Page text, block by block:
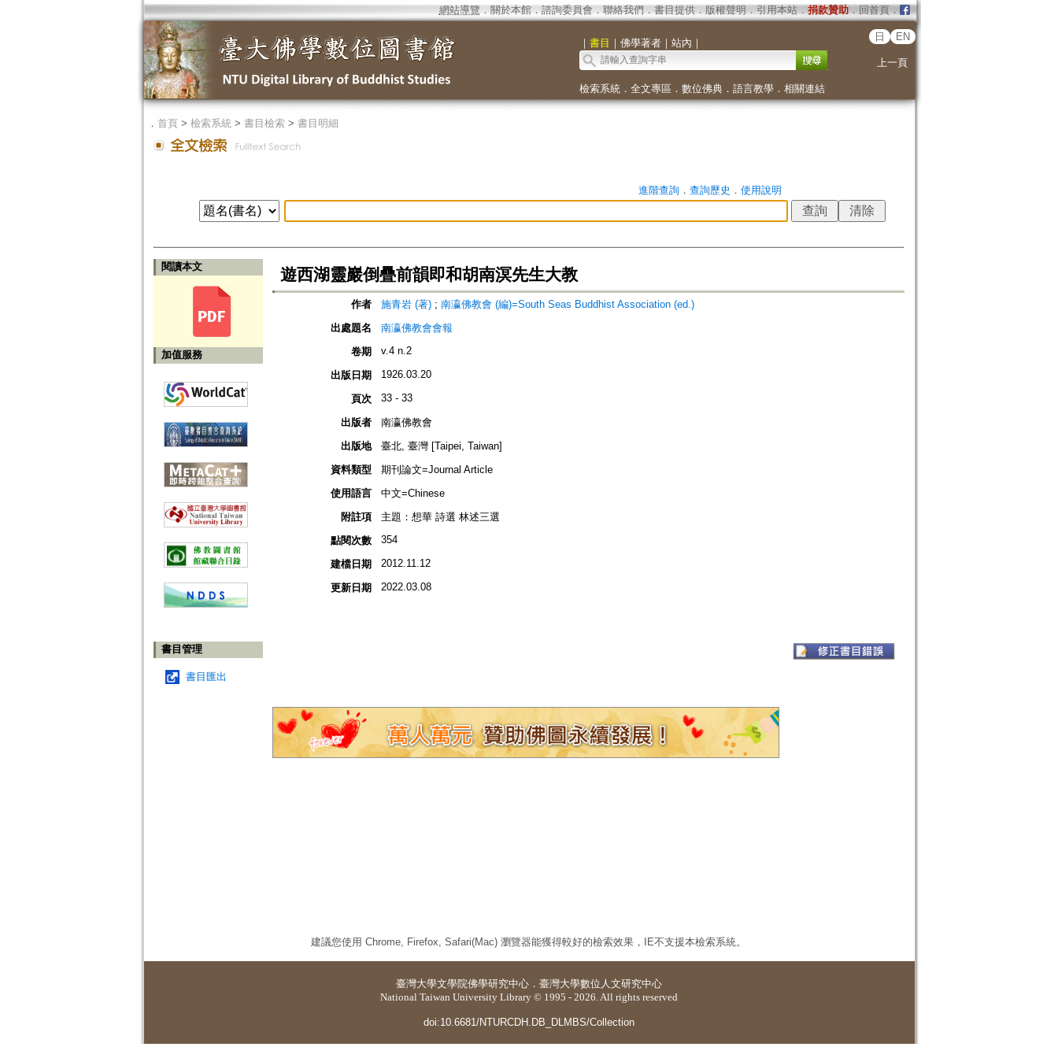
網站導覽 ． 關於本館． 諮詢委員會． 聯絡我們 ． 書目提供． 版權聲明 ． 引用本站． 捐款贊助．回首頁．
｜ 書目 ｜ 佛學著者｜ 站內 ｜
日 EN
上一頁
檢索系統． 全文專區 ． 數位佛典． 語言教學． 相關連結
． 首頁> 檢索系統> 書目檢索> 書目明細
進階查詢． 查詢歷史 ． 使用說明
閱讀本文
加值服務
書目管理
書目匯出
遊西湖靈巖倒疊前韻即和胡南溟先生大教
作者 施青岩 (著); 南瀛佛教會 (編)=South Seas Buddhist Association (ed.)
出處題名
南瀛佛教會會報
卷期
v.4 n.2
出版日期 1926.03.20
頁次 33 - 33
出版者
南瀛佛教會
出版地
臺北, 臺灣 [Taipei, Taiwan]
資料類型
期刊論文=Journal Article
使用語言
中文=Chinese
附註項
主題：想華 詩選 林述三選
點閱次數
354
建檔日期 2012.11.12
更新日期 2022.03.08
建議您使用 Chrome, Firefox, Safari(Mac) 瀏覽器能獲得較好的檢索效果，IE不支援本檢索系統。
臺灣大學文學院佛學研究中心 ． 臺灣大學數位人文研究中心
National Taiwan University Library © 1995 - 2026. All rights reserved
doi:10.6681/NTURCDH.DB_DLMBS/Collection